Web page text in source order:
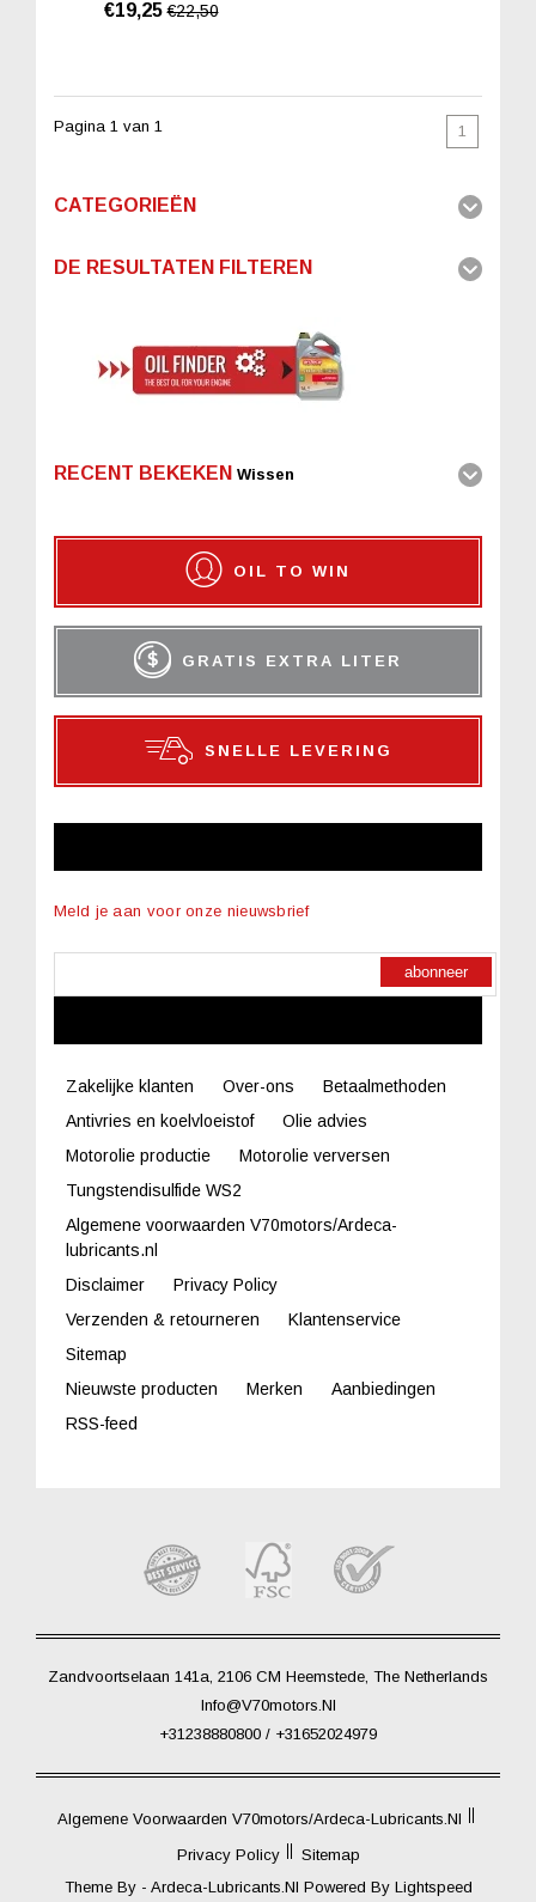
€19,25€22,50
Pagina 1 van 1 1
CATEGORIEËN
DE RESULTATEN FILTEREN
RECENT BEKEKEN Wissen
OIL TO WIN
GRATIS EXTRA LITER
SNELLE LEVERING
Meld je aan voor onze nieuwsbrief
abonneer
Zakelijke klanten Over-ons
Betaalmethoden
Antivries en koelvloeistof
Olie advies
Motorolie productie
Motorolie verversen
Tungstendisulfide WS2
Algemene voorwaarden V70motors/Ardeca-
lubricants.nl
Disclaimer
Privacy Policy
Verzenden & retourneren
Klantenservice
Sitemap
Nieuwste producten
Merken
Aanbiedingen
RSS-feed
Zandvoortselaan 141a, 2106 CM Heemstede, The Netherlands
Info@V70motors.nl
+31238880800 / +31652024979
Algemene Voorwaarden V70motors/Ardeca-Lubricants.nl
Privacy Policy
Sitemap
Theme By - Ardeca-Lubricants.nl Powered By Lightspeed